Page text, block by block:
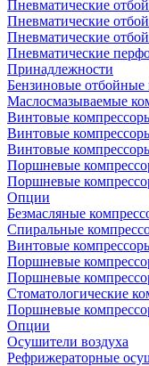
Пневматические
Пневматические
Пневматические
Пневматические
Принадлежности
Бензиновые отбойные
Маслосмазываемые
Винтовые
Винтовые
Винтовые
Поршневые
Поршневые
Опции
Безмасляные
Спиральные
Винтовые
Поршневые
Поршневые
Стоматологические
Поршневые
Опции
Осушители воздуха
Рефрижераторные